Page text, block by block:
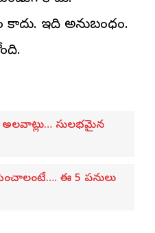
ఇది అనుబంధం.
అలవాట్లు… సులభమైన
ఈ 5 పనులు